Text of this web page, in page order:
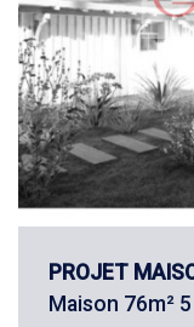
PROJET
Maison 76m²